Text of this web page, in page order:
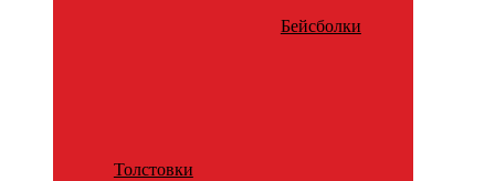
Бейсболки
Толстовки